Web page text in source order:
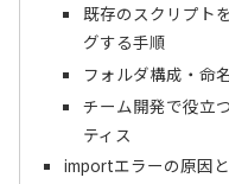
既存のスクリプト
グする手順
フォルダ構成・命
チーム開発で役立
ティス
importエラーの原因